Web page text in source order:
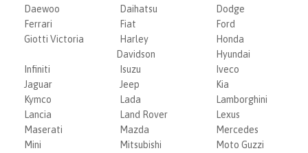
Daewoo
Daihatsu
Dodge
Ferrari
Fiat
Ford
Giotti Victoria
Harley
Davidson
Honda
Hyundai
Infiniti
Isuzu
Iveco
Jaguar
Jeep
Kia
Kymco
Lada
Lamborghini
Lancia
Land Rover
Lexus
Maserati
Mazda
Mercedes
Mini
Mitsubishi
Moto Guzzi